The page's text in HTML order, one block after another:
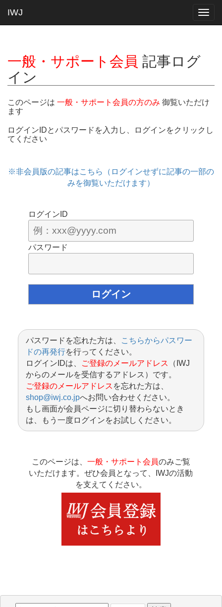
IWJ
一般・サポート会員 記事ログ
イン
このページは 一般・サポート会員の方のみ 御覧いただけ
ます
ログインIDとパスワードを入力し、ログインをクリックし
てください
※非会員版の記事はこちら（ログインせずに記事の一部の
みを御覧いただけます）
ログインID
パスワード
パスワードを忘れた方は、
こちらからパスワー
ドの再発行を行ってください。
ログインIDは、
ご登録のメールアドレス
（IWJ
からのメールを受信するアドレス）です。
ご登録のメールアドレス を忘れた方は、
shop@iwj.co.jpへお問い合わせください。
もし画面が会員ページに切り替わらないとき
は、もう一度ログインをお試しください。
このページは、 一般・サポート会員のみご覧
いただけます。ぜひ会員となって、IWJの活動
を支えてください。